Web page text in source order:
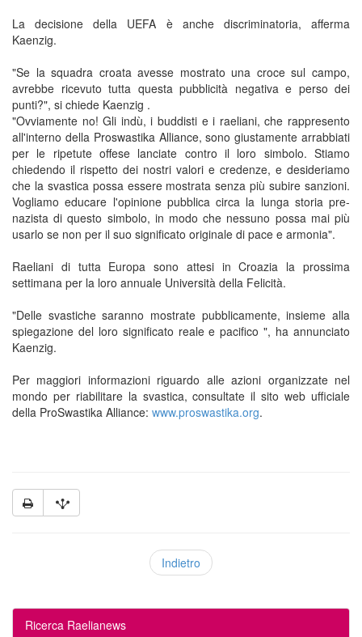
La decisione della UEFA è anche discriminatoria, afferma
Kaenzig.
"Se la squadra croata avesse mostrato una croce sul campo,
avrebbe ricevuto tutta questa pubblicità negativa e perso dei
punti?", si chiede Kaenzig .
"Ovviamente no! Gli indù, i buddisti e i raeliani, che rappresento
all'interno della Proswastika Alliance, sono giustamente arrabbiati
per le ripetute offese lanciate contro il loro simbolo. Stiamo
chiedendo il rispetto dei nostri valori e credenze, e desideriamo
che la svastica possa essere mostrata senza più subire sanzioni.
Vogliamo educare l'opinione pubblica circa la lunga storia pre-
nazista di questo simbolo, in modo che nessuno possa mai più
usarlo se non per il suo significato originale di pace e armonia".
Raeliani di tutta Europa sono attesi in Croazia la prossima
settimana per la loro annuale Università della Felicità.
"Delle svastiche saranno mostrate pubblicamente, insieme alla
spiegazione del loro significato reale e pacifico ", ha annunciato
Kaenzig.
Per maggiori informazioni riguardo alle azioni organizzate nel
mondo per riabilitare la svastica, consultate il sito web ufficiale
della ProSwastika Alliance: www.proswastika.org.
Indietro
Ricerca Raelianews